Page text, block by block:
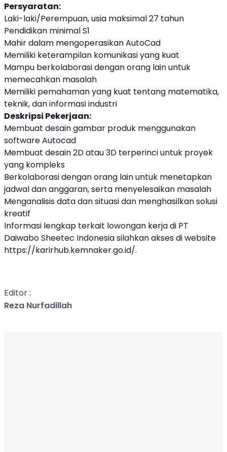
Persyaratan:
Laki-laki/Perempuan, usia maksimal 27 tahun
Pendidikan minimal S1
Mahir dalam mengoperasikan AutoCad
Memiliki keterampilan komunikasi yang kuat
Mampu berkolaborasi dengan orang lain untuk
memecahkan masalah
Memiliki pemahaman yang kuat tentang matematika,
teknik, dan informasi industri
Deskripsi Pekerjaan:
Membuat desain gambar produk menggunakan
software Autocad
Membuat desain 2D atau 3D terperinci untuk proyek
yang kompleks
Berkolaborasi dengan orang lain untuk menetapkan
jadwal dan anggaran, serta menyelesaikan masalah
Menganalisis data dan situasi dan menghasilkan solusi
kreatif
Informasi lengkap terkait lowongan kerja di PT
Daiwabo Sheetec Indonesiasilahkan akses di website
https://karirhub.kemnaker.go.id/.
Editor :
Reza Nurfadillah